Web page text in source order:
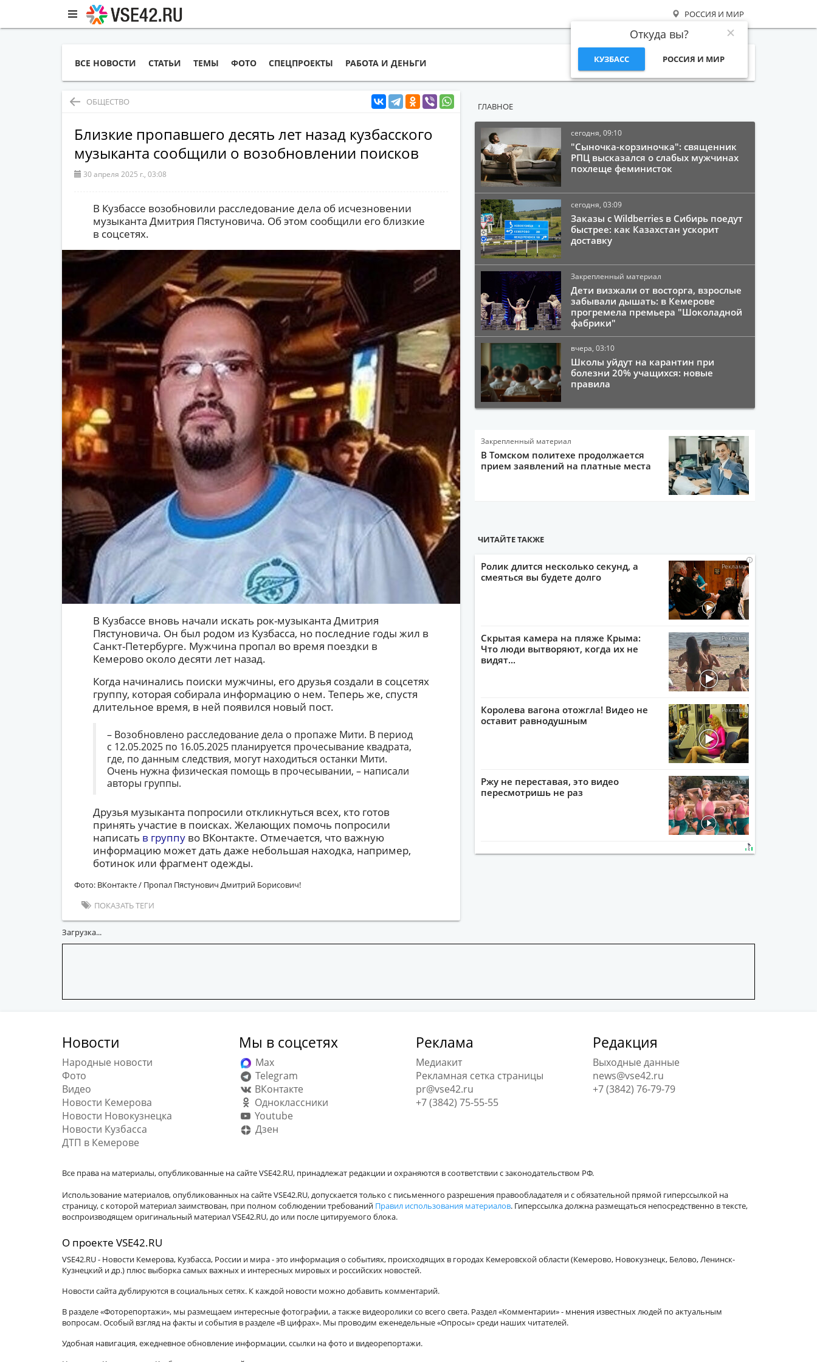
РОССИЯ И МИР
Откуда вы?
КУЗБАСС РОССИЯ И МИР
ВСЕ НОВОСТИ СТАТЬИ ТЕМЫ ФОТО СПЕЦПРОЕКТЫ РАБОТА И ДЕНЬГИ Поиск
ОБЩЕСТВО
Близкие пропавшего десять лет назад кузбасского
музыканта сообщили о возобновлении поисков
30 апреля 2025 г., 03:08
В Кузбассе возобновили расследование дела об исчезновении
музыканта Дмитрия Пястуновича. Об этом сообщили его близкие
в соцсетях.
В Кузбассе вновь начали искать рок-музыканта Дмитрия
Пястуновича. Он был родом из Кузбасса, но последние годы жил в
Санкт-Петербурге. Мужчина пропал во время поездки в
Кемерово около десяти лет назад.
Когда начинались поиски мужчины, его друзья создали в соцсетях
группу, которая собирала информацию о нем. Теперь же, спустя
длительное время, в ней появился новый пост.
– Возобновлено расследование дела о пропаже Мити. В период
с 12.05.2025 по 16.05.2025 планируется прочесывание квадрата,
где, по данным следствия, могут находиться останки Мити.
Очень нужна физическая помощь в прочесывании, – написали
авторы группы.
Друзья музыканта попросили откликнуться всех, кто готов
принять участие в поисках. Желающих помочь попросили
написать в группуво ВКонтакте. Отмечается, что важную
информацию может дать даже небольшая находка, например,
ботинок или фрагмент одежды.
Фото: ВКонтакте / Пропал Пястунович Дмитрий Борисович!
ПОКАЗАТЬ ТЕГИ
Загрузка...
ГЛАВНОЕ
сегодня, 09:10
"Сыночка-корзиночка": священник
РПЦ высказался о слабых мужчинах
похлеще феминисток
сегодня, 03:09
Заказы с Wildberries в Сибирь поедут
быстрее: как Казахстан ускорит
доставку
Закрепленный материал
Дети визжали от восторга, взрослые
забывали дышать: в Кемерове
прогремела премьера "Шоколадной
фабрики"
вчера, 03:10
Школы уйдут на карантин при
болезни 20% учащихся: новые
правила
Закрепленный материал
В Томском политехе продолжается
прием заявлений на платные места
ЧИТАЙТЕ ТАКЖЕ
i
Ролик длится несколько секунд, а
смеяться вы будете долго
i
Скрытая камера на пляже Крыма:
Что люди вытворяют, когда их не
видят...
i
Королева вагона отожгла! Видео не
оставит равнодушным
i
Ржу не переставая, это видео
пересмотришь не раз
Новости
Народные новости
Фото
Видео
Новости Кемерова
Новости Новокузнецка
Новости Кузбасса
ДТП в Кемерове
Мы в соцсетях
Max
Telegram
ВКонтакте
Одноклассники
Youtube
Дзен
Реклама
Медиакит
Рекламная сетка страницы
pr@vse42.ru
+7 (3842) 75-55-55
Редакция
Выходные данные
news@vse42.ru
+7 (3842) 76-79-79
Все права на материалы, опубликованные на сайте VSE42.RU, принадлежат редакции и охраняются в соответствии с законодательством РФ.
Использование материалов, опубликованных на сайте VSE42.RU, допускается только с письменного разрешения правообладателя и с обязательной прямой гиперссылкой на
страницу, с которой материал заимствован, при полном соблюдении требований Правил использования материалов. Гиперссылка должна размещаться непосредственно в тексте,
воспроизводящем оригинальный материал VSE42.RU, до или после цитируемого блока.
О проекте VSE42.RU
VSE42.RU - Новости Кемерова, Кузбасса, России и мира - это информация о событиях, происходящих в городах Кемеровской области (Кемерово, Новокузнецк, Белово, Ленинск-
Кузнецкий и др.) плюс выборка самых важных и интересных мировых и российских новостей.
Новости сайта дублируются в социальных сетях. К каждой новости можно добавить комментарий.
В разделе «Фоторепортажи», мы размещаем интересные фотографии, а также видеоролики со всего света. Раздел «Комментарии» - мнения известных людей по актуальным
вопросам. Особый взгляд на факты и события в разделе «В цифрах». Мы проводим еженедельные «Опросы» среди наших читателей.
Удобная навигация, ежедневное обновление информации, ссылки на фото и видеорепортажи.